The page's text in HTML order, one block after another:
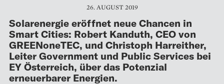
26. AUGUST 2019
Solarenergie eröffnet neue Chancen in
Smart Cities: Robert Kanduth, CEO von
GREENoneTEC, und Christoph Harreither,
Leiter Government und Public Services bei
EY Österreich, über das Potenzial
erneuerbarer Energien.